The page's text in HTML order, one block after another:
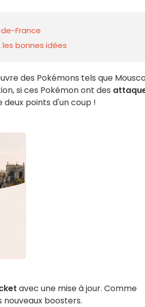
France
les bonnes idées
des Pokémons tels que
si ces Pokémon ont des
deux points d'un coup !
avec une mise à jour. Comme
boosters.